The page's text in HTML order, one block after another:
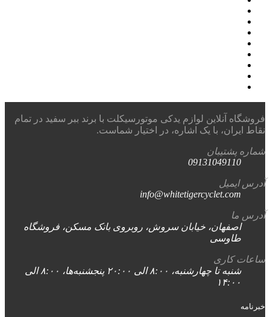
فروشگاه آنلاین لوازم یدکی موتورسیکلت با برند ببر سفید در تمام
نقاط ایران، با یک اشاره، در اختیار شماست.
شماره پشتیبان
09131049110
آدرس ایمیل
info@whitetigercyclet.com
آدرس ما
اصفهان، خیابان سروش، روبروی بانک مسکن، فروشگاه
طاوسی
ساعات کاری
شنبه تا چهارشنبه، ۸:۰۰ الی ۲۰:۰۰ پنجشنبه‌ها، ۸:۰۰ الی
۱۴:۰۰
خبرنامه